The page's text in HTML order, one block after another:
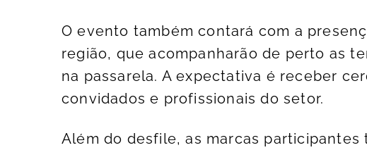
O evento também contará com a
região, que acompanharão de perto as
na passarela. A expectativa é receber
convidados e profissionais do setor.
Além do desfile, as marcas